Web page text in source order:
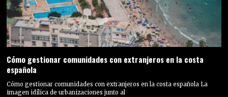
Cómo gestionar comunidades con extranjeros en la costa
española
Cómo gestionar comunidades con extranjeros en la costa española La
imagen idílica de urbanizaciones junto al